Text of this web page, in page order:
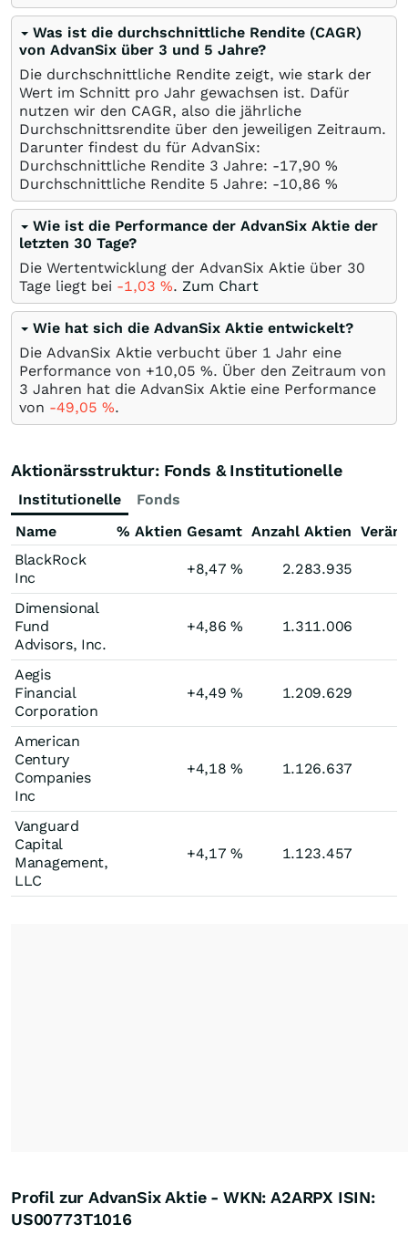
Was ist die durchschnittliche Rendite (CAGR)
von AdvanSix über 3 und 5 Jahre?
Die durchschnittliche Rendite zeigt, wie stark der
Wert im Schnitt pro Jahr gewachsen ist. Dafür
nutzen wir den CAGR, also die jährliche
Durchschnittsrendite über den jeweiligen Zeitraum.
Darunter findest du für AdvanSix:
Durchschnittliche Rendite 3 Jahre: -17,90 %
Durchschnittliche Rendite 5 Jahre: -10,86 %
Wie ist die Performance der AdvanSix Aktie der
letzten 30 Tage?
Die Wertentwicklung der AdvanSix Aktie über 30
Tage liegt bei -1,03 %. Zum Chart
Wie hat sich die AdvanSix Aktie entwickelt?
Die AdvanSix Aktie verbucht über 1 Jahr eine
Performance von +10,05 %. Über den Zeitraum von
3 Jahren hat die AdvanSix Aktie eine Performance
von -49,05 %.
Aktionärsstruktur: Fonds & Institutionelle
Institutionelle
Fonds
Name
% Aktien Gesamt Anzahl Aktien
BlackRock
Inc
+8,47% 2.283.935
Dimensional
Fund
Advisors, Inc.
+4,86% 1.311.006
Aegis
Financial
Corporation
+4,49% 1.209.629
American
Century
Companies
Inc
+4,18% 1.126.637
Vanguard
Capital
Management,
LLC
+4,17% 1.123.457
Profil zur AdvanSix Aktie - WKN: A2ARPX ISIN:
US00773T1016